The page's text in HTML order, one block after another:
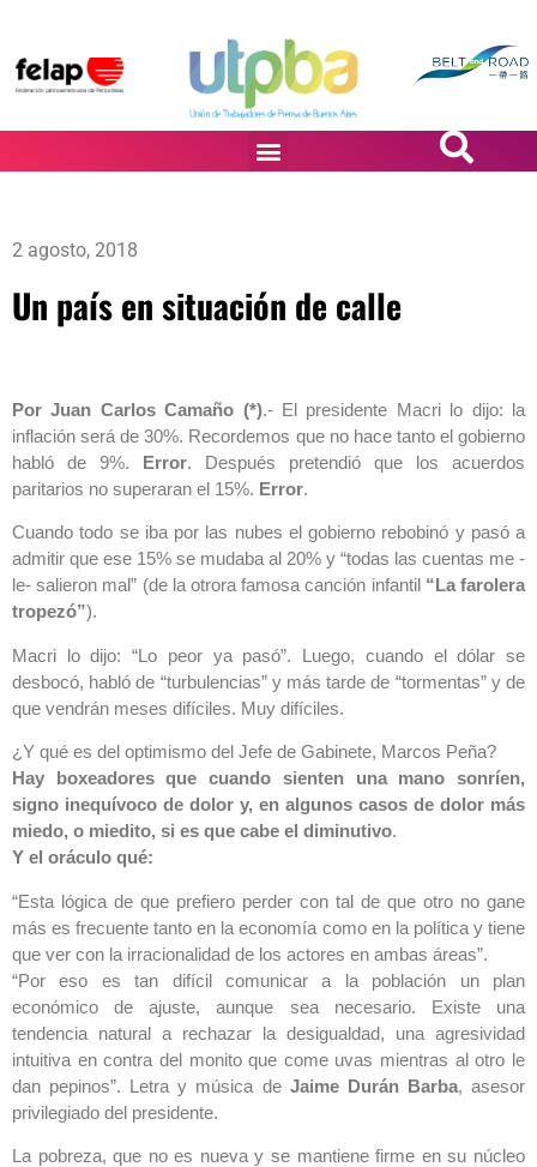
2 agosto, 2018
Un país en situación de calle
Por Juan Carlos Camaño (*).- El presidente Macri lo dijo: la
inflación será de 30%. Recordemos que no hace tanto el gobierno
habló de 9%. Error. Después pretendió que los acuerdos
paritarios no superaran el 15%. Error.
Cuando todo se iba por las nubes el gobierno rebobinó y pasó a
admitir que ese 15% se mudaba al 20% y “todas las cuentas me -
le- salieron mal” (de la otrora famosa canción infantil “La farolera
tropezó”).
Macri lo dijo: “Lo peor ya pasó”. Luego, cuando el dólar se
desbocó, habló de “turbulencias” y más tarde de “tormentas” y de
que vendrán meses difíciles. Muy difíciles.
¿Y qué es del optimismo del Jefe de Gabinete, Marcos Peña?
Hay boxeadores que cuando sienten una mano sonríen,
signo inequívoco de dolor y, en algunos casos de dolor más
miedo, o miedito, si es que cabe el diminutivo.
Y el oráculo qué:
“Esta lógica de que prefiero perder con tal de que otro no gane
más es frecuente tanto en la economía como en la política y tiene
que ver con la irracionalidad de los actores en ambas áreas”.
“Por eso es tan difícil comunicar a la población un plan
económico de ajuste, aunque sea necesario. Existe una
tendencia natural a rechazar la desigualdad, una agresividad
intuitiva en contra del monito que come uvas mientras al otro le
dan pepinos”. Letra y música de Jaime Durán Barba, asesor
privilegiado del presidente.
La pobreza, que no es nueva y se mantiene firme en su núcleo